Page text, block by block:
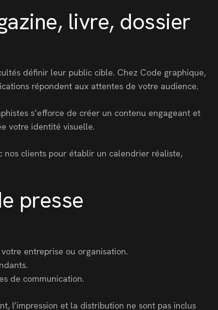
livre, dossier
définir leur public cible. Chez Code graphique,
répondent aux attentes de votre audience.
s’efforce de créer un contenu engageant et
votre identité visuelle.
nos clients pour établir un calendrier réaliste,
presse
entreprise ou organisation.
de communication.
l’impression et la distribution ne sont pas inclus